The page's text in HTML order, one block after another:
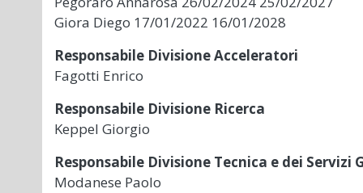
Giora Diego 17/01/2022 16/01/2028
Responsabile Divisione Acceleratori
Fagotti Enrico
Responsabile Divisione Ricerca
Keppel Giorgio
Responsabile Divisione Tecnica e dei Servizi
Modanese Paolo